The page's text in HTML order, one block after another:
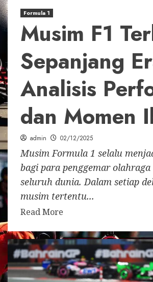
Formula 1
Musim F1
Sepanjang
Analisis
dan Momen
admin 02/12/2025
Musim Formula 1 selalu
bagi para penggemar
seluruh dunia. Dalam setiap
musim tertentu...
Read More